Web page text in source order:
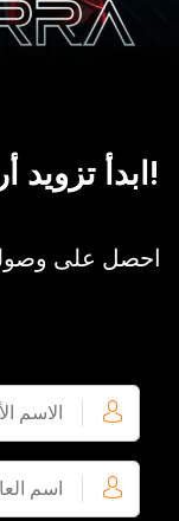
!ابدأ تزويد
احصل على وصولك